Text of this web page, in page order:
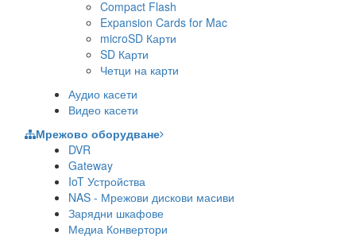
Compact Flash
Expansion Cards for Mac
microSD Карти
SD Карти
Четци на карти
Аудио касети
Видео касети
Мрежово оборудване
DVR
Gateway
IoT Устройства
NAS - Мрежови дискови масиви
Зарядни шкафове
Медиа Конвертори